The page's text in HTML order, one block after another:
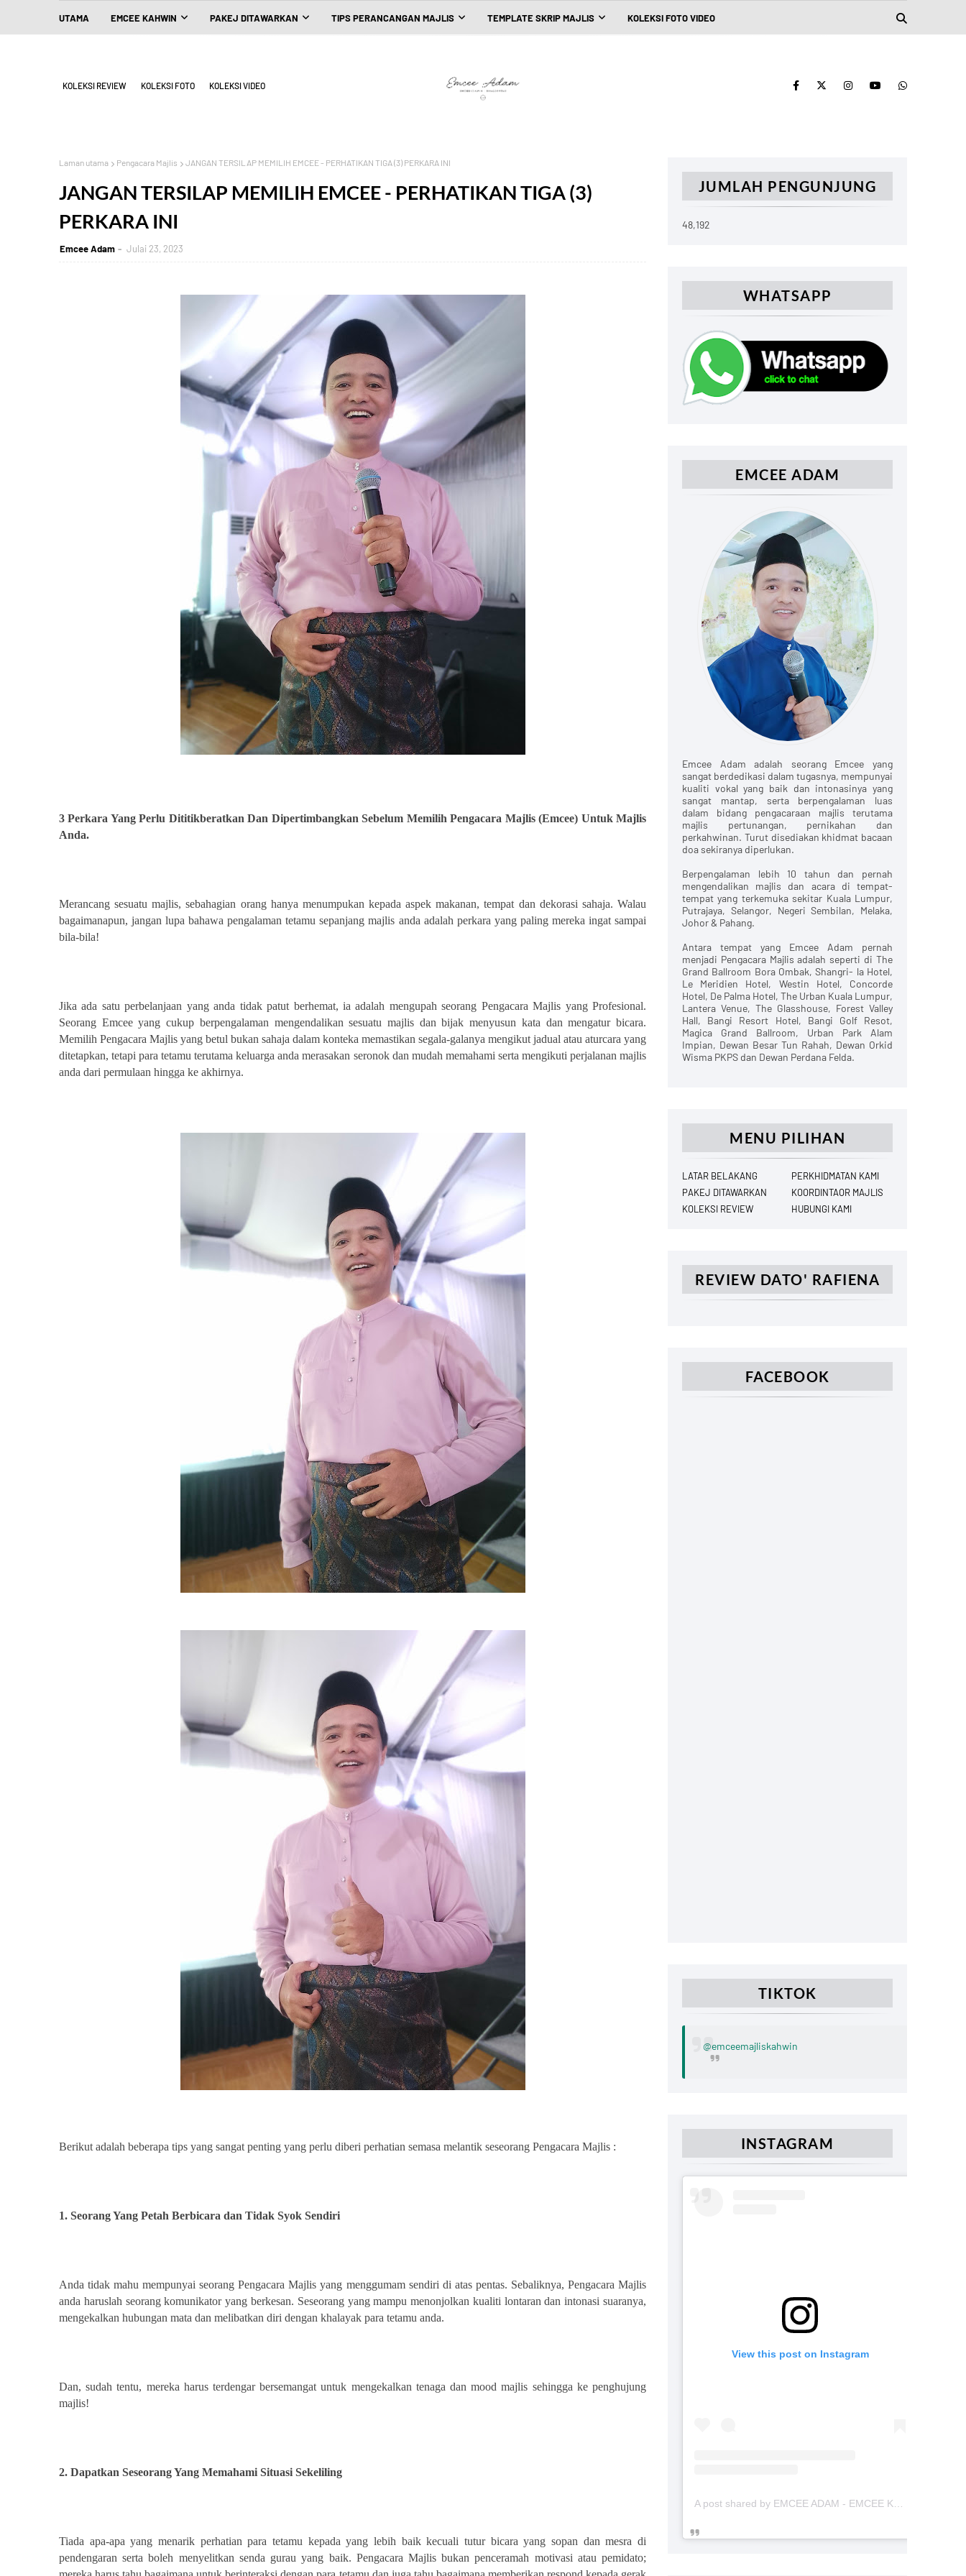
UTAMA EMCEE KAHWIN PAKEJ DITAWARKAN TIPS PERANCANGAN MAJLIS TEMPLATE SKRIP MAJLIS KOLEKSI FOTO VIDEO
KOLEKSI REVIEW KOLEKSI FOTO KOLEKSI VIDEO
Laman utama Pengacara Majlis JANGAN TERSILAP MEMILIH EMCEE - PERHATIKAN TIGA (3) PERKARA INI
JANGAN TERSILAP MEMILIH EMCEE - PERHATIKAN TIGA (3)
PERKARA INI
Emcee Adam Julai 23, 2023
3 Perkara Yang Perlu Dititikberatkan Dan Dipertimbangkan Sebelum Memilih Pengacara Majlis (Emcee) Untuk Majlis
Anda.
Merancang sesuatu majlis, sebahagian orang hanya menumpukan kepada aspek makanan, tempat dan dekorasi sahaja. Walau
bagaimanapun, jangan lupa bahawa pengalaman tetamu sepanjang majlis anda adalah perkara yang paling mereka ingat sampai
bila-bila!
Jika ada satu perbelanjaan yang anda tidak patut berhemat, ia adalah mengupah seorang Pengacara Majlis yang Profesional.
Seorang Emcee yang cukup berpengalaman mengendalikan sesuatu majlis dan bijak menyusun kata dan mengatur bicara.
Memilih Pengacara Majlis yang betul bukan sahaja dalam konteka memastikan segala-galanya mengikut jadual atau aturcara yang
ditetapkan, tetapi para tetamu terutama keluarga anda merasakan seronok dan mudah memahami serta mengikuti perjalanan majlis
anda dari permulaan hingga ke akhirnya.
Berikut adalah beberapa tips yang sangat penting yang perlu diberi perhatian semasa melantik seseorang Pengacara Majlis :
1. Seorang Yang Petah Berbicara dan Tidak Syok Sendiri
Anda tidak mahu mempunyai seorang Pengacara Majlis yang menggumam sendiri di atas pentas. Sebaliknya, Pengacara Majlis
anda haruslah seorang komunikator yang berkesan. Seseorang yang mampu menonjolkan kualiti lontaran dan intonasi suaranya,
mengekalkan hubungan mata dan melibatkan diri dengan khalayak para tetamu anda.
Dan, sudah tentu, mereka harus terdengar bersemangat untuk mengekalkan tenaga dan mood majlis sehingga ke penghujung
majlis!
2. Dapatkan Seseorang Yang Memahami Situasi Sekeliling
Tiada apa-apa yang menarik perhatian para tetamu kepada yang lebih baik kecuali tutur bicara yang sopan dan mesra di
pendengaran serta boleh menyelitkan senda gurau yang baik. Pengacara Majlis bukan penceramah motivasi atau pemidato;
JUMLAH PENGUNJUNG
48,192
WHATSAPP
EMCEE ADAM
Emcee Adam adalah seorang Emcee yang
sangat berdedikasi dalam tugasnya, mempunyai
kualiti vokal yang baik dan intonasinya yang
sangat mantap, serta berpengalaman luas
dalam bidang pengacaraan majlis terutama
majlis pertunangan, pernikahan dan
perkahwinan. Turut disediakan khidmat bacaan
doa sekiranya diperlukan.
Berpengalaman lebih 10 tahun dan pernah
mengendalikan majlis dan acara di tempat-
tempat yang terkemuka sekitar Kuala Lumpur,
Putrajaya, Selangor, Negeri Sembilan, Melaka,
Johor & Pahang.
Antara tempat yang Emcee Adam pernah
menjadi Pengacara Majlis adalah seperti di The
Grand Ballroom Bora Ombak, Shangri- la Hotel,
Le Meridien Hotel, Westin Hotel, Concorde
Hotel, De Palma Hotel, The Urban Kuala Lumpur,
Lantera Venue, The Glasshouse, Forest Valley
Hall, Bangi Resort Hotel, Bangi Golf Resot,
Magica Grand Ballroom, Urban Park Alam
Impian, Dewan Besar Tun Rahah, Dewan Orkid
Wisma PKPS dan Dewan Perdana Felda.
MENU PILIHAN
LATAR BELAKANG
PERKHIDMATAN KAMI
PAKEJ DITAWARKAN
KOORDINTAOR MAJLIS
KOLEKSI REVIEW
HUBUNGI KAMI
REVIEW DATO' RAFIENA
FACEBOOK
TIKTOK
@emceemajliskahwin
INSTAGRAM
View this post on Instagram